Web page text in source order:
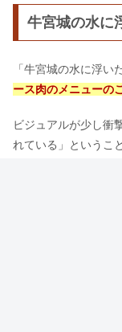
牛宮城の水に
「牛宮城の水に浮い
ース肉のメニューの
ビジュアルが少し衝
れている」というこ